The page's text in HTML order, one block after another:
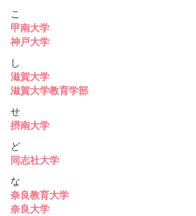
こ
甲南大学
神戸大学
し
滋賀大学
滋賀大学教育学部
せ
摂南大学
ど
同志社大学
な
奈良教育大学
奈良大学